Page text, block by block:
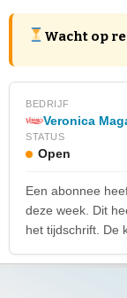
Wacht op
BEDRIJF
Veronica
STATUS
Open
Een abonnee
deze week. Dit
het tijdschrift. De